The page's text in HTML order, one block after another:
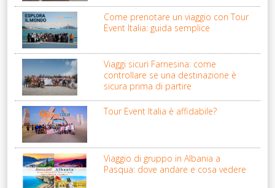
Come prenotare un viaggio con Tour
Event Italia: guida semplice
Viaggi sicuri Farnesina: come
controllare se una destinazione è
sicura prima di partire
Tour Event Italia è affidabile?
Viaggio di gruppo in Albania a
Pasqua: dove andare e cosa vedere